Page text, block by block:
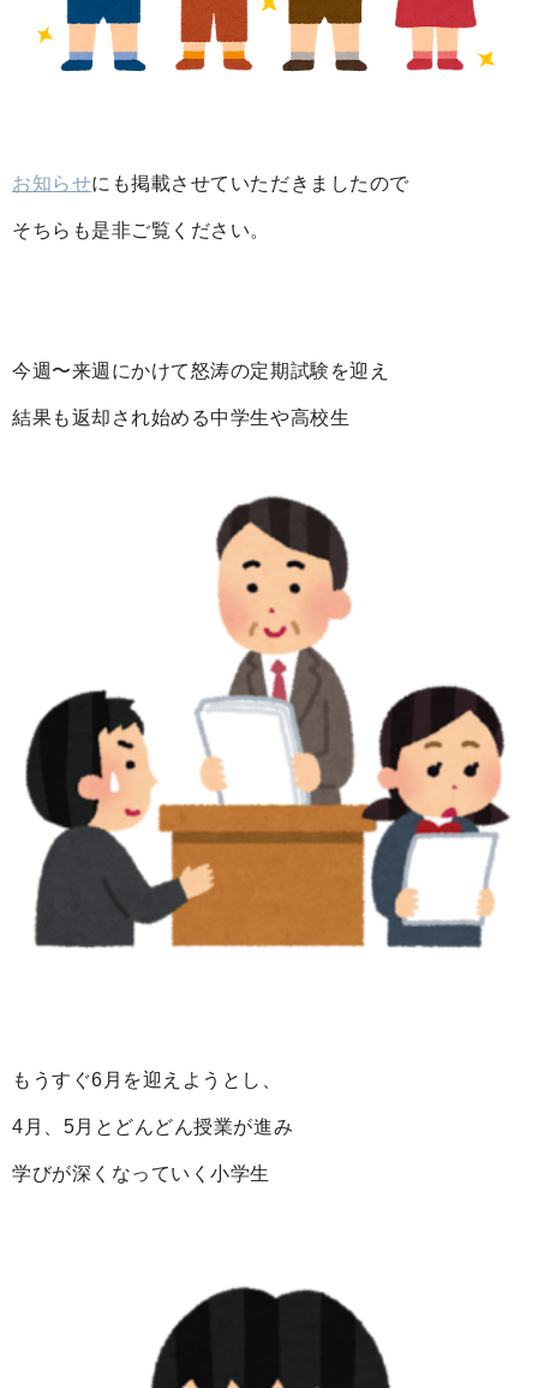
お知らせにも掲載させていただきましたので
そちらも是非ご覧ください。
今週〜来週にかけて怒涛の定期試験を迎え
結果も返却され始める中学生や高校生
もうすぐ6月を迎えようとし、
4月、5月とどんどん授業が進み
学びが深くなっていく小学生